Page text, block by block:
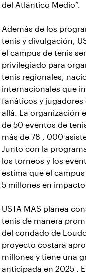
del Atlántico Medio”.
Además de los
tenis y divulgación,
el campus de tenis
privilegiado para
tenis regionales,
internacionales que
fanáticos y jugadores
allá. La organización
de 50 eventos de
más de 78 , 000
Junto con la
los torneos y los
estima que el
5 millones en
USTA MAS planea
tenis de manera
del condado de
proyecto costará
millones y tiene una
anticipada en 2025 .